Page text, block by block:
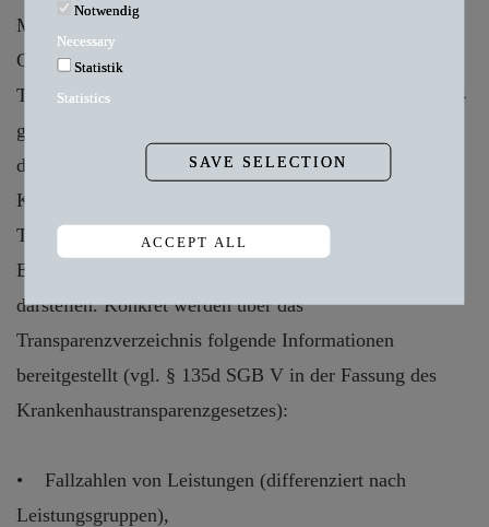
Mit dem Krankenhaustransparenzgesetz wird die
Grundlage für die Veröffentlichung eines Krankenhaus-
Transparenzverzeichnisses („Klinik-Atlas“) ab Mai 2024
geschaffen, das dazu dienen soll, die Bevölkerung über
das Leistungsangebot und die Qualität von
Krankenhäusern zu informieren. Das
Transparenzverzeichnis soll damit eine
Entscheidungshilfe bei der Vornahme von Eingriffen
darstellen. Konkret werden über das
Transparenzverzeichnis folgende Informationen
bereitgestellt (vgl. § 135d SGB V in der Fassung des
Krankenhaustransparenzgesetzes):
• Fallzahlen von Leistungen (differenziert nach
Leistungsgruppen),
Notwendig
Necessary
Statistik
Statistics
SAVE SELECTION
ACCEPT ALL
Zustimmung zurückziehen